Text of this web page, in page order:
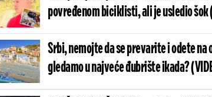
povređenom biciklisti, ali je usledio šok
Srbi, nemojte da se prevarite i odete na
gledamo u najveće đubrište ikada?